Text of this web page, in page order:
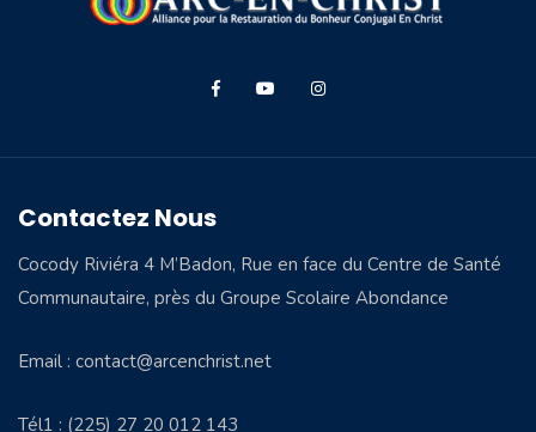
Contactez Nous
Cocody Riviéra 4 M’Badon, Rue en face du Centre de Santé
Communautaire, près du Groupe Scolaire Abondance
Email : contact@arcenchrist.net
Tél1 : (225) 27 20 012 143